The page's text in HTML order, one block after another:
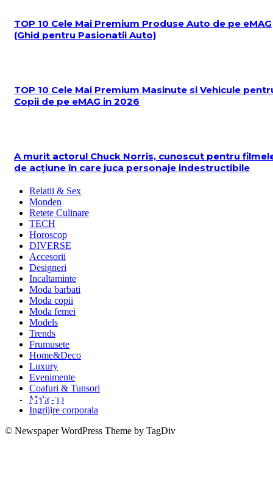
Actorul francez, Philippe Noiret, a
decedat
TOP 10 Cele Mai Premium Produse Auto de pe eMAG
(Ghid pentru Pasionatii Auto)
TOP 10 Cele Mai Premium Masinute si Vehicule
Copii de pe eMAG in 2026
A murit actorul Chuck Norris, cunoscut pentru
de acțiune în care juca personaje indestructibile
Relatii & Sex
Monden
Retete Culinare
TECH
Horoscop
DIVERSE
Accesorii
Designeri
Incaltaminte
Moda barbati
Moda copii
Moda femei
Models
Trends
Frumusete
Home&Deco
Luxury
Evenimente
Coafuri & Tunsori
Make-up
Ingrijire corporala
© Newspaper WordPress Theme by TagDiv